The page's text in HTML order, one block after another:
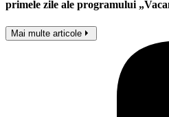
primele zile ale programului
Mai multe articole